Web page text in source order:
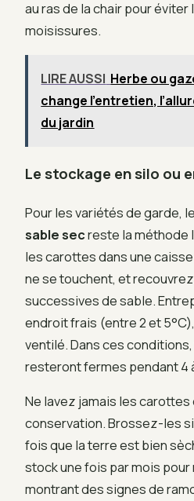
au ras de la chair pour éviter
moisissures.
LIRE AUSSI Herbe ou
change l’entretien,
du jardin
Le stockage en silo ou
Pour les variétés de garde,
sable secreste la méthode
les carottes dans une
ne se touchent, et
successives de sable.
endroit frais (entre 2 et
ventilé. Dans ces
resteront fermes pendant 4
Ne lavez jamais les carottes
conservation. Brossez-les
fois que la terre est bien
stock une fois par mois
montrant des signes de